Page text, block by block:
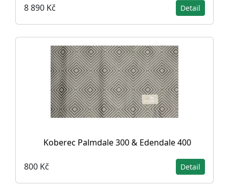
8 890 Kč Detail
Koberec Palmdale 300 & Edendale 400
800 Kč Detail